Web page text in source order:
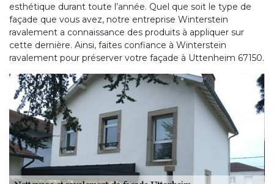
esthétique durant toute l’année. Quel que soit le type de
façade que vous avez, notre entreprise Winterstein
ravalement a connaissance des produits à appliquer sur
cette dernière. Ainsi, faites confiance à Winterstein
ravalement pour préserver votre façade à Uttenheim 67150.